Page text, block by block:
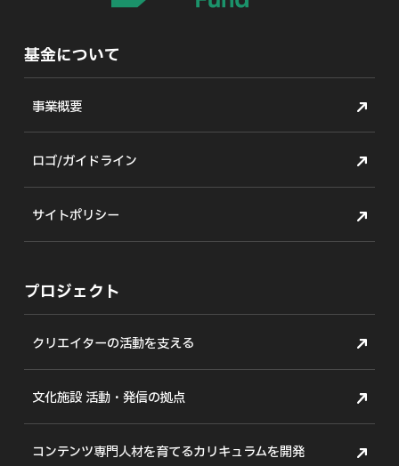
基金について
事業概要
ロゴ/ガイドライン
サイトポリシー
プロジェクト
クリエイターの活動を支える
文化施設 活動・発信の拠点
コンテンツ専門人材を育てるカリキュラムを開発